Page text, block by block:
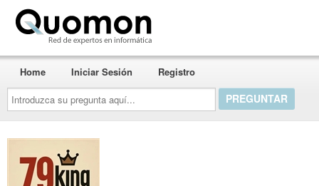
Introduzca
su
pregunta
aquí...
Home Iniciar Sesión Registro